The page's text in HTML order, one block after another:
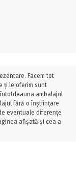
Facem tot
ți le oferim sunt
ambalajul
fără o înștiințare
eventuale diferențe
afișată și cea a